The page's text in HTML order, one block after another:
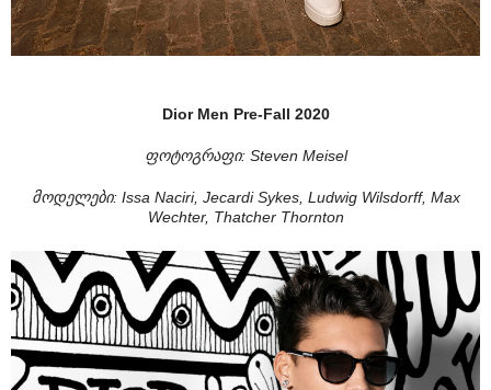
Dior Men Pre-Fall 2020
ფოტოგრაფი: Steven Meisel
მოდელები: Issa Naciri, Jecardi Sykes, Ludwig Wilsdorff, Max
Wechter, Thatcher Thornton